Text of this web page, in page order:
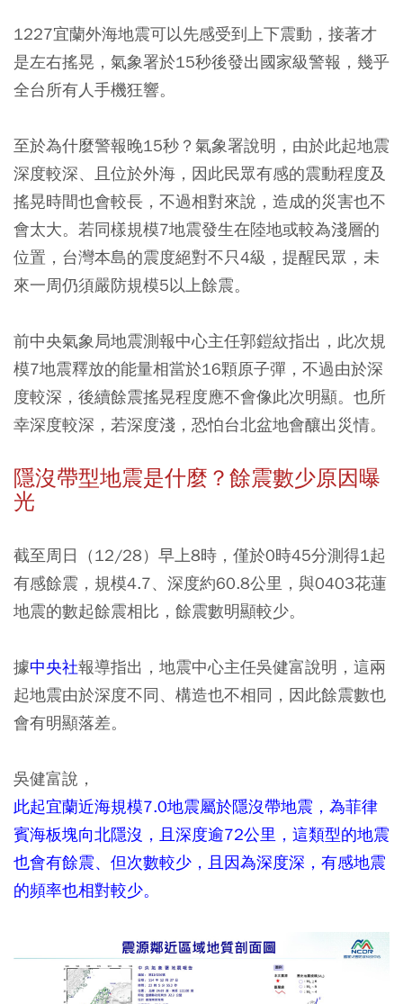
1227宜蘭外海地震可以先感受到上下震動，接著才
是左右搖晃，氣象署於15秒後發出國家級警報，幾乎
全台所有人手機狂響。
至於為什麼警報晚15秒？氣象署說明， 由於此起地震
深度較深、且位於外海，因此民眾有感的震動程度及
搖晃時間也會較長，不過相對來說，造成的災害也不
會太大。若同樣規模7地震發生在陸地或較為淺層的
位置，台灣本島的震度絕對不只4級 ，提醒民眾，未
來一周仍須嚴防規模5以上餘震。
前中央氣象局地震測報中心主任郭鎧紋指出，此次規
模7地震釋放的能量相當於16顆原子彈，不過由於深
度較深，後續餘震搖晃程度應不會像此次明顯。也所
幸深度較深，若深度淺，恐怕台北盆地會釀出災情。
隱沒帶型地震是什麼？餘震數少原因曝
光
截至周日（12/28）早上8時，僅於0時45分測得1起
有感餘震，規模4.7、深度約60.8公里，與0403花蓮
地震的數起餘震相比，餘震數明顯較少。
據中央社報導指出，地震中心主任吳健富說明，這兩
起地震由於深度不同、構造也不相同，因此餘震數也
會有明顯落差。
吳健富說，
此起宜蘭近海規模7.0地震屬於隱沒帶地震，為菲律
賓海板塊向北隱沒，且深度逾72公里，這類型的地震
也會有餘震、但次數較少，且因為深度深，有感地震
的頻率也相對較少。